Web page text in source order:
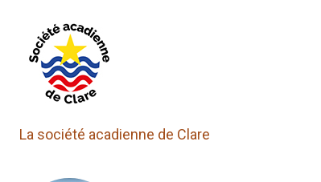
La société acadienne de Clare